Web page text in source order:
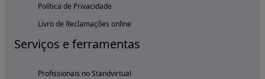
Política de Privacidade
Livro de Reclamações online
Serviços e ferramentas
Profissionais no Standvirtual